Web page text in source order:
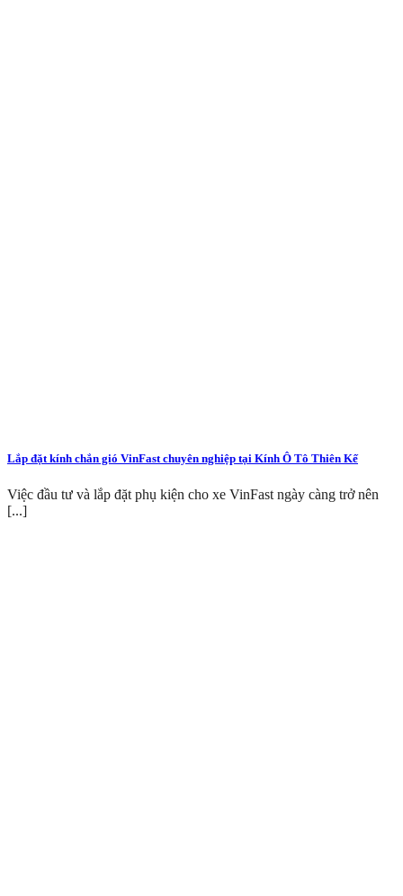
Lắp đặt kính chắn gió VinFast chuyên nghiệp tại Kính Ô Tô Thiên Kế
Việc đầu tư và lắp đặt phụ kiện cho xe VinFast ngày càng trở nên
[...]